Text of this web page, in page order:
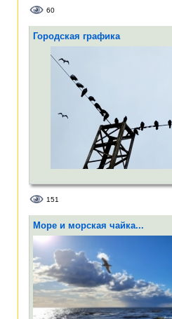
60
Городская графика
151
Море и морская чайка...